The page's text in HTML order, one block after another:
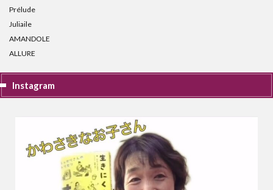
Prélude
Juliaile
AMANDOLE
ALLURE
Instagram